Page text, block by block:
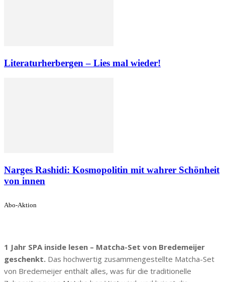
Literaturherbergen – Lies mal wieder!
Narges Rashidi: Kosmopolitin mit wahrer Schönheit
von innen
Abo-Aktion
1 Jahr SPA inside lesen – Matcha-Set von Bredemeijer
geschenkt. Das hochwertig zusammengestellte Matcha-Set
von Bredemeijer enthält alles, was für die traditionelle